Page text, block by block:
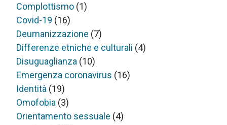
Complottismo (1)
Covid-19 (16)
Deumanizzazione (7)
Differenze etniche e culturali (4)
Disuguaglianza (10)
Emergenza coronavirus (16)
Identità (19)
Omofobia (3)
Orientamento sessuale (4)